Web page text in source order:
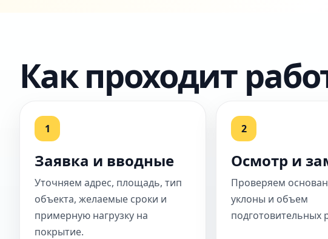
Как проходит
1
Заявка и вводные
Уточняем адрес, площадь, тип
объекта, желаемые сроки и
примерную нагрузку на
покрытие.
2
Осмотр и
Проверяем
уклоны и объем
подготовительных